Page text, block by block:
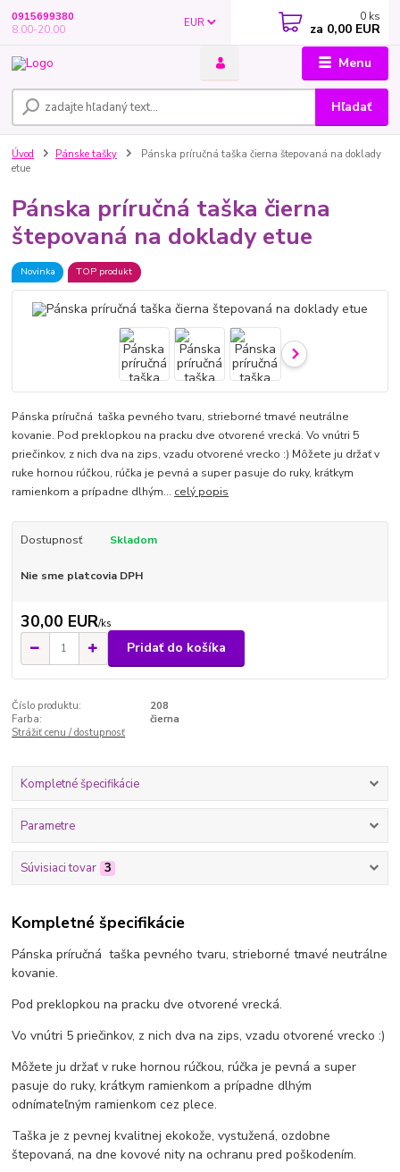
Menu
EUR
Hľadať
0915699380
8.00-20.00
0 ks
za 0,00 EUR
Úvod Pánske tašky
Pánska príručná taška čierna štepovaná na doklady
etue
Pánska príručná taška čierna
štepovaná na doklady etue
Novinka TOP produkt
Pánska príručná taška pevného tvaru, strieborné tmavé neutrálne
kovanie. Pod preklopkou na pracku dve otvorené vrecká. Vo vnútri 5
priečinkov, z nich dva na zips, vzadu otvorené vrecko :) Môžete ju držať v
ruke hornou rúčkou, rúčka je pevná a super pasuje do ruky, krátkym
ramienkom a prípadne dlhým... celý popis
Dostupnosť Skladom
Nie sme platcovia DPH
30,00 EUR/ks
Pridať do košíka
Číslo produktu:
208
Farba:
čierna
Strážiť cenu / dostupnosť
Kompletné špecifikácie
Parametre
Súvisiaci tovar 3
Kompletné špecifikácie
Pánska príručná taška pevného tvaru, strieborné tmavé neutrálne
kovanie.
Pod preklopkou na pracku dve otvorené vrecká.
Vo vnútri 5 priečinkov, z nich dva na zips, vzadu otvorené vrecko :)
Môžete ju držať v ruke hornou rúčkou, rúčka je pevná a super
pasuje do ruky, krátkym ramienkom a prípadne dlhým
odnímateľným ramienkom cez plece.
Taška je z pevnej kvalitnej ekokože, vystužená, ozdobne
štepovaná, na dne kovové nity na ochranu pred poškodením.